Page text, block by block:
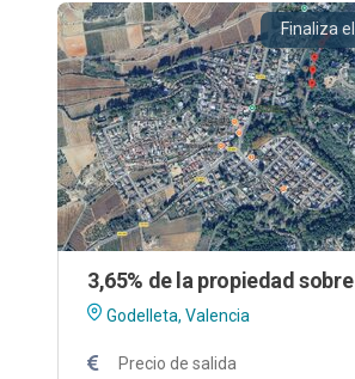
Finaliza el
Godelleta, Valencia
Precio de salida